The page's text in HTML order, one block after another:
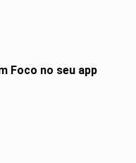
Foco no seu app